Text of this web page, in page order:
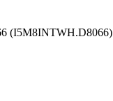
(I5M8INTWH.D8066)